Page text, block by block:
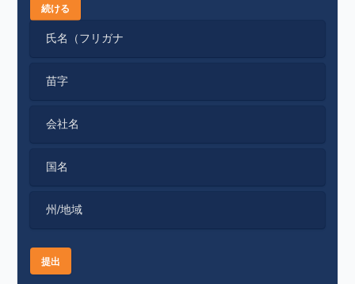
続ける
氏名（フリガナ
苗字
会社名
国名
州/地域